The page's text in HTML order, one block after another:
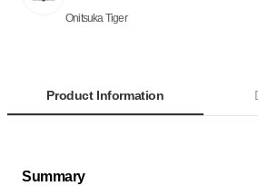
Onitsuka Tiger
Product Information
Summary